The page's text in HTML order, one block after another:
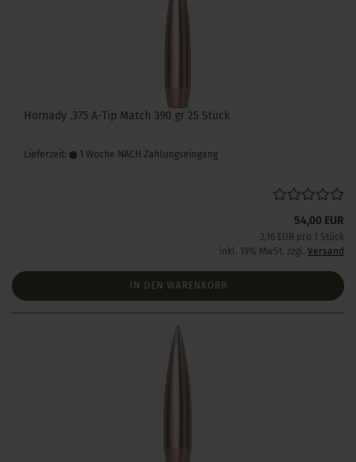
Hornady .375 A-Tip Match 390 gr 25 Stück
Lieferzeit: 1 Woche NACH Zahlungseingang
54,00 EUR
2,16 EUR pro 1 Stück
inkl. 19% MwSt. zzgl. Versand
IN DEN WARENKORB